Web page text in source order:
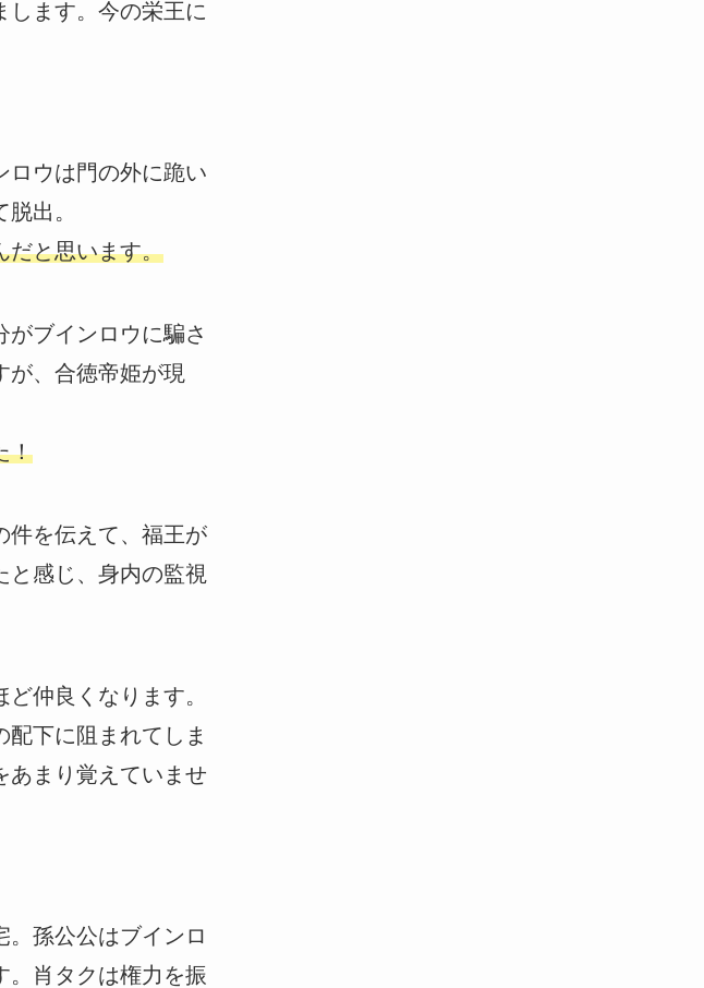
します。今の栄王に
ロウは門の外に跪い
出。
だと思います。
ブインロウに騙さ
が、合徳帝姫が現
！
件を伝えて、福王が
感じ、身内の監視
仲良くなります。
下に阻まれてしま
あまり覚えていませ
孫公公はブインロ
。肖タクは権力を振